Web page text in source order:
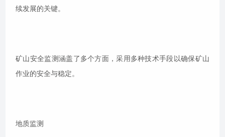
续发展的关键。
矿山安全监测涵盖了多个方面，采用多种技术手段以确保矿山
作业的安全与稳定。
地质监测